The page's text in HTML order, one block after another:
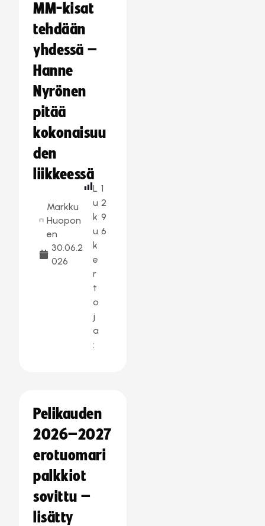
MM-kisat
tehdään
yhdessä –
Hanne
Nyrönen
pitää
kokonaisuu
den
liikkeessä
Markku
Huopon
en
30.06.2
026
L
u
k
u
k
e
r
t
o
j
a
:
1
2
9
6
Pelikauden
2026–2027
erotuomari
palkkiot
sovittu –
lisätty